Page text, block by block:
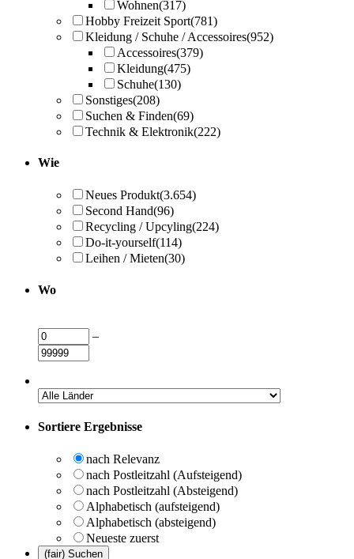
Wohnen(317)
Hobby Freizeit Sport(781)
Kleidung / Schuhe / Accessoires(952)
Accessoires(379)
Kleidung(475)
Schuhe(130)
Sonstiges(208)
Suchen & Finden(69)
Technik & Elektronik(222)
Wie
Neues Produkt(3.654)
Second Hand(96)
Recycling / Upcyling(224)
Do-it-yourself(114)
Leihen / Mieten(30)
Wo
–
Sortiere Ergebnisse
nach Relevanz
nach Postleitzahl (Aufsteigend)
nach Postleitzahl (Absteigend)
Alphabetisch (aufsteigend)
Alphabetisch (absteigend)
Neueste zuerst